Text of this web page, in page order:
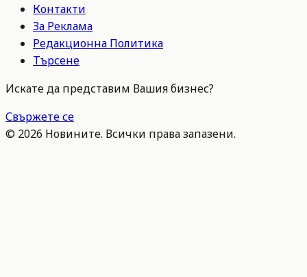
Контакти
За Реклама
Редакционна Политика
Търсене
Искате да представим Вашия бизнес?
Свържете се
© 2026 Новините. Всички права запазени.